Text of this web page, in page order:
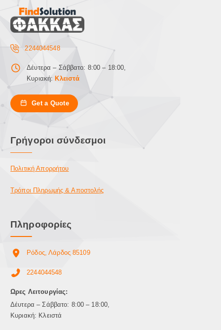
2244044548
Δέυτερα – Σάββατο: 8:00 – 18:00,
Κυριακή: Κλειστά
Get a Quote
Γρήγοροι σύνδεσμοι
Πολιτική Απορρήτου
Τρόποι Πληρωμής & Αποστολής
Πληροφορίες
Ρόδος, Λάρδος 85109
2244044548
Ωρες Λειτουργίας:
Δέυτερα – Σάββατο: 8:00 – 18:00,
Κυριακή: Κλειστά